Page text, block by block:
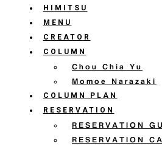
HIMITSU
MENU
CREATOR
COLUMN
Chou Chia Yu
Momoe Narazaki
COLUMN PLAN
RESERVATION
RESERVATION
RESERVATION